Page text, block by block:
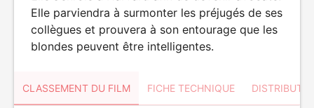
Elle parviendra à surmonter les préjugés de ses
collègues et prouvera à son entourage que les
blondes peuvent être intelligentes.
CLASSEMENT DU FILM FICHE TECHNIQUE